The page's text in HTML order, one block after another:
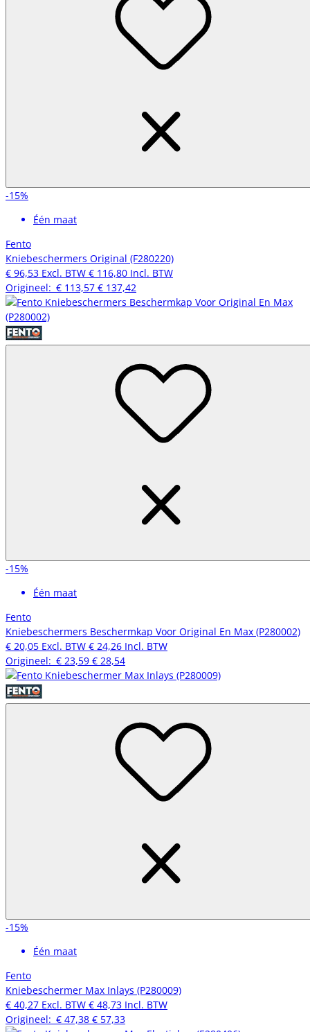
-15%
Één maat
Fento
Kniebeschermers Original (F280220)
€ 96,53 Excl. BTW € 116,80 Incl. BTW
Origineel: € 113,57 € 137,42
-15%
Één maat
Fento
Kniebeschermers Beschermkap Voor Original En Max (P280002)
€ 20,05 Excl. BTW € 24,26 Incl. BTW
Origineel: € 23,59 € 28,54
-15%
Één maat
Fento
Kniebeschermer Max Inlays (P280009)
€ 40,27 Excl. BTW € 48,73 Incl. BTW
Origineel: € 47,38 € 57,33